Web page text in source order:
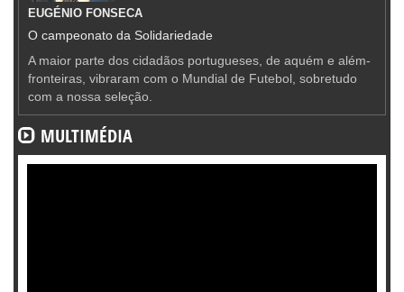
EUGÉNIO FONSECA
O campeonato da Solidariedade
A maior parte dos cidadãos portugueses, de aquém e além-
fronteiras, vibraram com o Mundial de Futebol, sobretudo
com a nossa seleção.
MULTIMÉDIA